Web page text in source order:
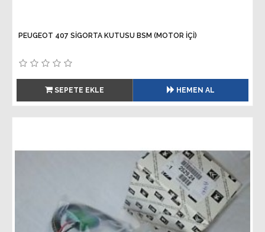
PEUGEOT 407 SİGORTA KUTUSU BSM (MOTOR İÇİ)
SEPETE EKLE HEMEN AL